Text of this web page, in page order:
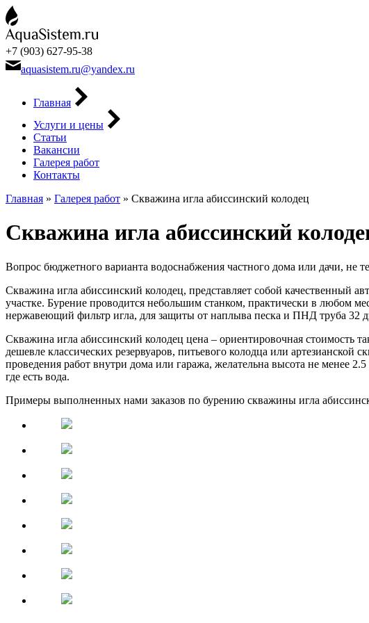
+7 (903) 627-95-38
aquasistem.ru@yandex.ru
Главная
Услуги и цены
Статьи
Вакансии
Галерея работ
Контакты
Главная » Галерея работ » Скважина игла абиссинский колодец
Скважина игла абиссинский
Вопрос бюджетного варианта водоснабжения частного дома или дачи, не
Скважина игла абиссинский колодец, представляет собой качественный
участке. Бурение проводится небольшим станком, практически в любом
нержавеющий фильтр игла, для защиты от наплыва песка и ПНД труба 32
Скважина игла абиссинский колодец цена – ориентировочная стоимость
дешевле классических резервуаров, питьевого колодца или
проведения работ внутри дома или гаража, желательна высота не менее
где есть вода.
Примеры выполненных нами заказов по бурению скважины игла